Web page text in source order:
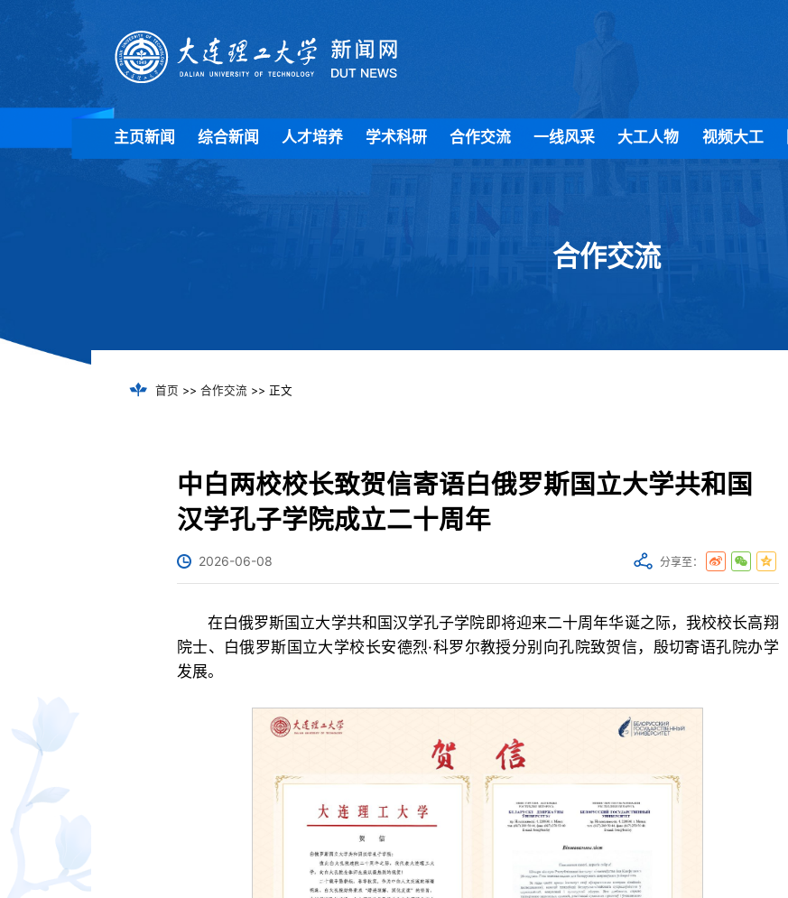
主页新闻 综合新闻 人才培养 学术科研 合作交流 一线风采 大工人物 视频大工
合作交流
首页 >> 合作交流 >> 正文
中白两校校长致贺信寄语白俄罗斯国立大学共和国
汉学孔子学院成立二十周年
2026-06-08 分享至：
在白俄罗斯国立大学共和国汉学孔子学院即将迎来二十周年华诞之际，我校校长高翔
院士、白俄罗斯国立大学校长安德烈·科罗尔教授分别向孔院致贺信，殷切寄语孔院办学
发展。